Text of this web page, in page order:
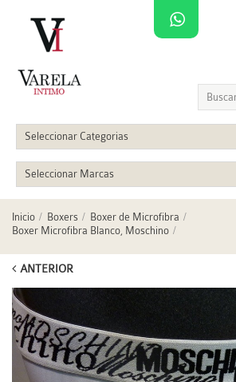
Seleccionar Categorias
Seleccionar Marcas
Inicio Boxers
Boxer de Microfibra
Boxer Microfibra Blanco, Moschino
ANTERIOR